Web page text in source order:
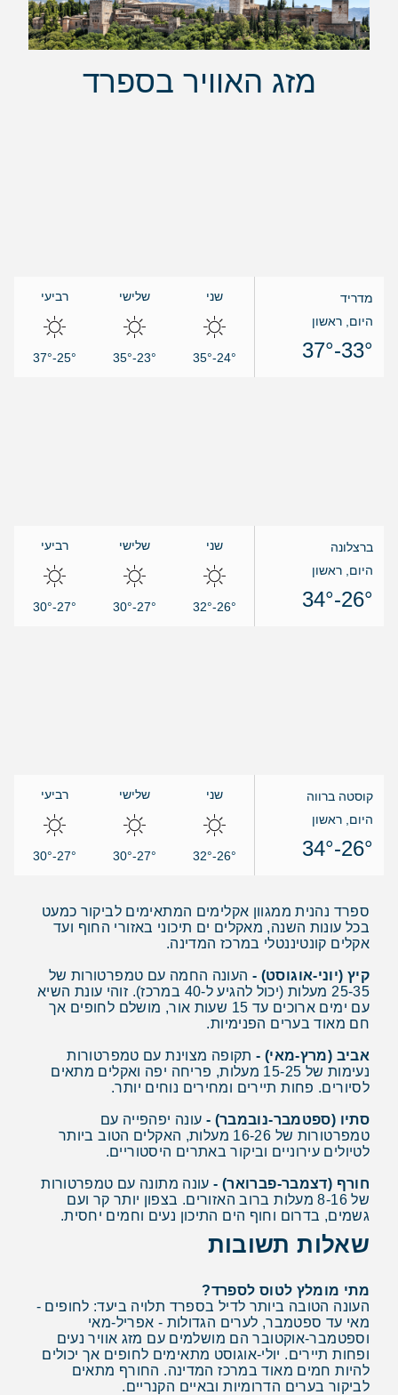
מזג האוויר בספרד
מדריד
היום, ראשון
33°-37°
שני
24°-35°
שלישי
23°-35°
רביעי
25°-37°
ברצלונה
היום, ראשון
26°-34°
שני
26°-32°
שלישי
27°-30°
רביעי
27°-30°
קוסטה ברווה
היום, ראשון
26°-34°
שני
26°-32°
שלישי
27°-30°
רביעי
27°-30°
ספרד נהנית ממגוון אקלימים המתאימים לביקור כמעט
בכל עונות השנה, מאקלים ים תיכוני באזורי החוף ועד
אקלים קונטיננטלי במרכז המדינה.
קיץ (יוני-אוגוסט) - העונה החמה עם טמפרטורות של
25-35 מעלות (יכול להגיע ל-40 במרכז). זוהי עונת השיא
עם ימים ארוכים עד 15 שעות אור, מושלם לחופים אך
חם מאוד בערים הפנימיות.
אביב (מרץ-מאי) - תקופה מצוינת עם טמפרטורות
נעימות של 15-25 מעלות, פריחה יפה ואקלים מתאים
לסיורים. פחות תיירים ומחירים נוחים יותר.
סתיו (ספטמבר-נובמבר) - עונה יפהפייה עם
טמפרטורות של 16-26 מעלות, האקלים הטוב ביותר
לטיולים עירוניים וביקור באתרים היסטוריים.
חורף (דצמבר-פברואר) -עונה מתונה עם טמפרטורות
של 8-16 מעלות ברוב האזורים. בצפון יותר קר ועם
גשמים, בדרום וחוף הים התיכון נעים וחמים יחסית.
שאלות תשובות
מתי מומלץ לטוס לספרד?
העונה הטובה ביותר לדיל בספרד תלויה ביעד: לחופים -
מאי עד ספטמבר, לערים הגדולות - אפריל-מאי
וספטמבר-אוקטובר הם מושלמים עם מזג אוויר נעים
ופחות תיירים. יולי-אוגוסט מתאימים לחופים אך יכולים
להיות חמים מאוד במרכז המדינה. החורף מתאים
לביקור בערים הדרומיות ובאיים הקנריים.